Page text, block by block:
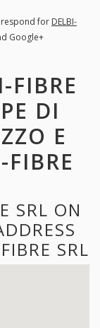
respond for DELBI-
Google+
FIBRE
DI
E
SRL ON
SRL